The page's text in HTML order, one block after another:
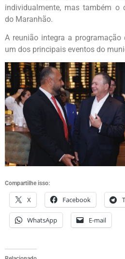
individualmente, mas também o
do Maranhão.
A reunião integra a
um dos principais eventos do
Compartilhe isso:
X Facebook
WhatsApp E-mail